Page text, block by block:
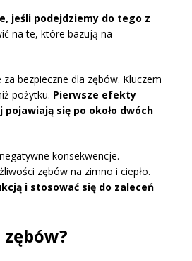
jeśli podejdziemy do tego z
na te, które bazują na
bezpieczne dla zębów. Kluczem
pożytku. Pierwsze efekty
się po około dwóch
konsekwencje.
zębów na zimno i ciepło.
i stosować się do zaleceń
zębów?